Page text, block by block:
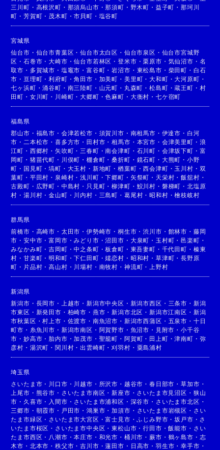
三川町 ・ 高根沢町 ・ 那須烏山市 ・那須町 ・ 野木町 ・ 益子町 ・那珂川
町 ・芳賀町 ・ 茂木町 ・市貝町 ・ 塩谷町
宮城県
仙台市 ・ 仙台市青葉区 ・仙台市太白区 ・ 仙台市泉区 ・ 仙台市宮城野
区 ・石巻市 ・大崎市 ・仙台市若林区 ・登米市 ・栗原市 ・ 気仙沼市 ・ 名
取市 ・ 多賀城市 ・ 塩竈市 ・富谷町 ・岩沼市 ・ 東松島市 ・ 柴田町 ・ 白石
市 ・ 亘理町 ・利府町 ・角田市 ・ 加美町 ・ 美里町 ・大和町 ・大河原町 ・
七ヶ浜町 ・涌谷町 ・ 南三陸町 ・ 山元町 ・ 丸森町 ・松島町 ・蔵王町 ・ 村
田町 ・ 女川町 ・ 川崎町 ・大郷町 ・色麻町 ・ 大衡村 ・ 七ケ宿町
福島県
郡山市 ・ 福島市 ・ 会津若松市 ・ 須賀川市 ・ 南相馬市 ・ 伊達市 ・ 白河
市 ・ 二本松市 ・喜多方市 ・ 田村市 ・相馬市 ・ 本宮市 ・ 会津美里町 ・ 浪
江町 ・ 西郷村 ・矢吹町 ・ 三春町 ・南会津町 ・ 石川町 ・ 会津坂下町 ・ 富
岡町 ・ 猪苗代町 ・ 川俣町 ・棚倉町 ・桑折町 ・ 鏡石町 ・ 大熊町 ・ 小野
町 ・ 国見町 ・塙町 ・ 大玉村 ・ 新地町 ・楢葉町 ・西会津町 ・ 玉川村 ・ 双
葉町 ・ 平田村 ・ 泉崎村 ・浅川町 ・下郷町 ・ 矢祭町 ・ 天栄村 ・飯舘村 ・
古殿町 ・ 広野町 ・ 中島村 ・ 只見町 ・柳津町 ・ 鮫川村 ・ 磐梯町 ・ 北塩原
村 ・湯川村 ・金山町 ・ 川内村 ・ 三島町 ・ 葛尾村 ・昭和村 ・檜枝岐村
群馬県
前橋市 ・ 高崎市 ・ 太田市 ・伊勢崎市 ・桐生市 ・渋川市 ・ 館林市 ・ 藤岡
市 ・安中市 ・富岡市 ・みどり市 ・沼田市 ・ 大泉町 ・ 玉村町 ・邑楽町 ・
みなかみ町 ・吉岡町 ・中之条町 ・板倉町 ・ 東吾妻町 ・ 千代田町 ・ 榛東
村 ・甘楽町 ・明和町 ・下仁田町 ・嬬恋村 ・ 昭和村 ・ 草津町 ・長野原
町 ・ 片品村 ・高山村 ・ 川場村 ・ 南牧村 ・ 神流町 ・ 上野村
新潟県
新潟市 ・ 長岡市 ・ 上越市 ・新潟市中央区 ・ 新潟市西区 ・ 三条市 ・ 新潟
市東区 ・ 新発田市 ・ 柏崎市 ・ 燕市 ・新潟市北区 ・新潟市江南区 ・ 新潟
市秋葉区 ・村上市 ・ 佐渡市 ・ 南魚沼市 ・ 新潟市西蒲区 ・ 五泉市 ・ 十日
町市 ・ 糸魚川市 ・ 新潟市南区 ・ 阿賀野市 ・ 魚沼市 ・ 見附市 ・小千谷
市 ・妙高市 ・ 胎内市 ・加茂市 ・ 聖籠町 ・ 阿賀町 ・ 田上町 ・津南町 ・ 弥
彦村 ・ 湯沢町 ・関川村 ・出雲崎町 ・刈羽村 ・ 粟島浦村
埼玉県
さいたま市 ・ 川口市 ・ 川越市 ・ 所沢市 ・ 越谷市 ・春日部市 ・草加市 ・
上尾市 ・ 熊谷市 ・ さいたま市南区 ・新座市 ・ さいたま市見沼区 ・ 狭山
市 ・ 久喜市 ・ 入間市 ・ さいたま市浦和区 ・ 深谷市 ・ さいたま市北区 ・
三郷市 ・ 朝霞市 ・ 戸田市 ・鴻巣市 ・加須市 ・ さいたま市岩槻区 ・ さい
たま市緑区 ・ さいたま市大宮区 ・富士見市 ・ふじみ野市 ・坂戸市 ・ さ
いたま市桜区 ・ さいたま市中央区 ・東松山市 ・行田市 ・飯能市 ・ さい
たま市西区 ・ 八潮市 ・本庄市 ・ 和光市 ・ 桶川市 ・蕨市 ・ 鶴ヶ島市 ・ 志
木市 ・ 北本市 ・秩父市 ・吉川市 ・蓮田市 ・ 日高市 ・ 羽生市 ・幸手市 ・